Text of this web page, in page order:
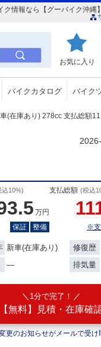
情報なら【グーバイク沖縄】
お気に入り
バイクカタログ バイク
(在庫あり) 278cc 支払総額
込10%)
万円
保証
整備
支払総額 (税込
※支
新車(在庫あり) 修復歴
― 排気量
1分で完了！
【無料】見積・在庫確
更のお知らせがメールで受け